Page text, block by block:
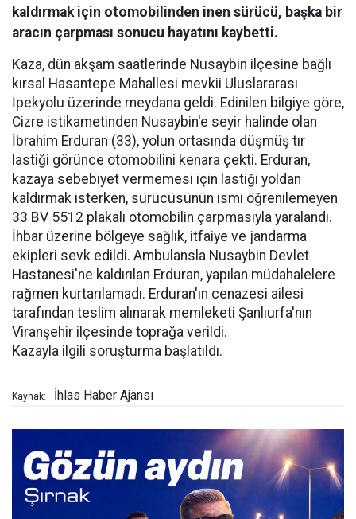
kaldırmak için otomobilinden inen sürücü, başka bir
aracın çarpması sonucu hayatını kaybetti.
Kaza, dün akşam saatlerinde Nusaybin ilçesine bağlı
kırsal Hasantepe Mahallesi mevkii Uluslararası
İpekyolu üzerinde meydana geldi. Edinilen bilgiye göre,
Cizre istikametinden Nusaybin'e seyir halinde olan
İbrahim Erduran (33), yolun ortasında düşmüş tır
lastiği görünce otomobilini kenara çekti. Erduran,
kazaya sebebiyet vermemesi için lastiği yoldan
kaldırmak isterken, sürücüsünün ismi öğrenilemeyen
33 BV 5512 plakalı otomobilin çarpmasıyla yaralandı.
İhbar üzerine bölgeye sağlık, itfaiye ve jandarma
ekipleri sevk edildi. Ambulansla Nusaybin Devlet
Hastanesi'ne kaldırılan Erduran, yapılan müdahalelere
rağmen kurtarılamadı. Erduran'ın cenazesi ailesi
tarafından teslim alınarak memleketi Şanlıurfa'nın
Viranşehir ilçesinde toprağa verildi.
Kazayla ilgili soruşturma başlatıldı.
Kaynak: İhlas Haber Ajansı